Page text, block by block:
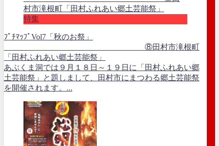
特集
ﾌﾟﾁﾏｯﾌﾟVol7「秋のお祭」
⑧田村市滝根町
「田村ふれあい郷土芸能祭」
あぶくま洞では９月１８日～１９日に「田村ふれあい郷
土芸能祭」と題しまして、田村市にまつわる郷土芸能祭
を開催されます。...